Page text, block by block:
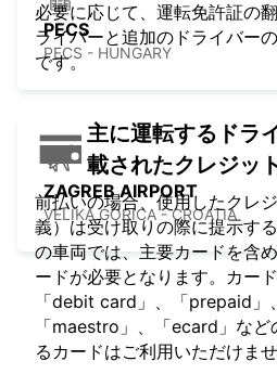
PECS
PECS - HUNGARY
ZAGREB AIRPORT
VELIKA GORICA - CROATIA
必要に応じて、運転免許証の
ライバーと追加のドライバー
です。
主に運転するドラ
載されたクレジッ
前払いの場合、使用したクレ
義）は受け取りの際に提示す
の車両では、主要カードを含
ードが必要となります。カー
「debit card」、「prepaid」
「maestro」、「ecard」な
るカードはご利用いただけませ